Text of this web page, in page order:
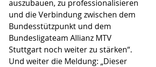
auszubauen, zu professionalisieren
und die Verbindung zwischen dem
Bundesstützpunkt und dem
Bundesligateam Allianz MTV
Stuttgart noch weiter zu stärken“.
Und weiter die Meldung: „Dieser